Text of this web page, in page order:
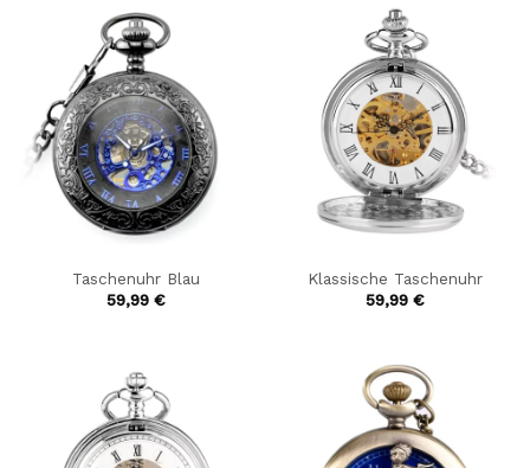
Taschenuhr Blau
59,99 €
Klassische Taschenuhr
59,99 €